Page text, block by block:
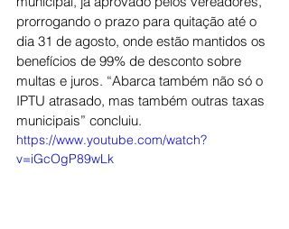
prorrogando o prazo para quitação até o
dia 31 de agosto, onde estão mantidos os
benefícios de 99% de desconto sobre
multas e juros. “Abarca também não só o
IPTU atrasado, mas também outras taxas
municipais” concluiu.
https://www.youtube.com/watch?
v=iGcOgP89wLk